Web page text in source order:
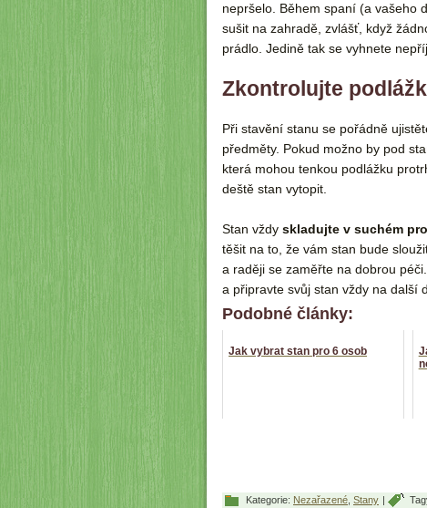
nepršelo. Během spaní (a vašeho
sušit na zahradě, zvlášť, když
prádlo. Jedině tak se vyhnete
Zkontrolujte
Při stavění stanu se pořádně
předměty. Pokud možno by pod
která mohou tenkou podlážku
deště stan vytopit.
Stan vždy skladujte v suchém
těšit na to, že vám stan bude
a raději se zaměřte na dobrou
a připravte svůj stan vždy na další
Podobné články:
Jak vybrat stan pro 6 osob
Kategorie: Nezařazené Stany |